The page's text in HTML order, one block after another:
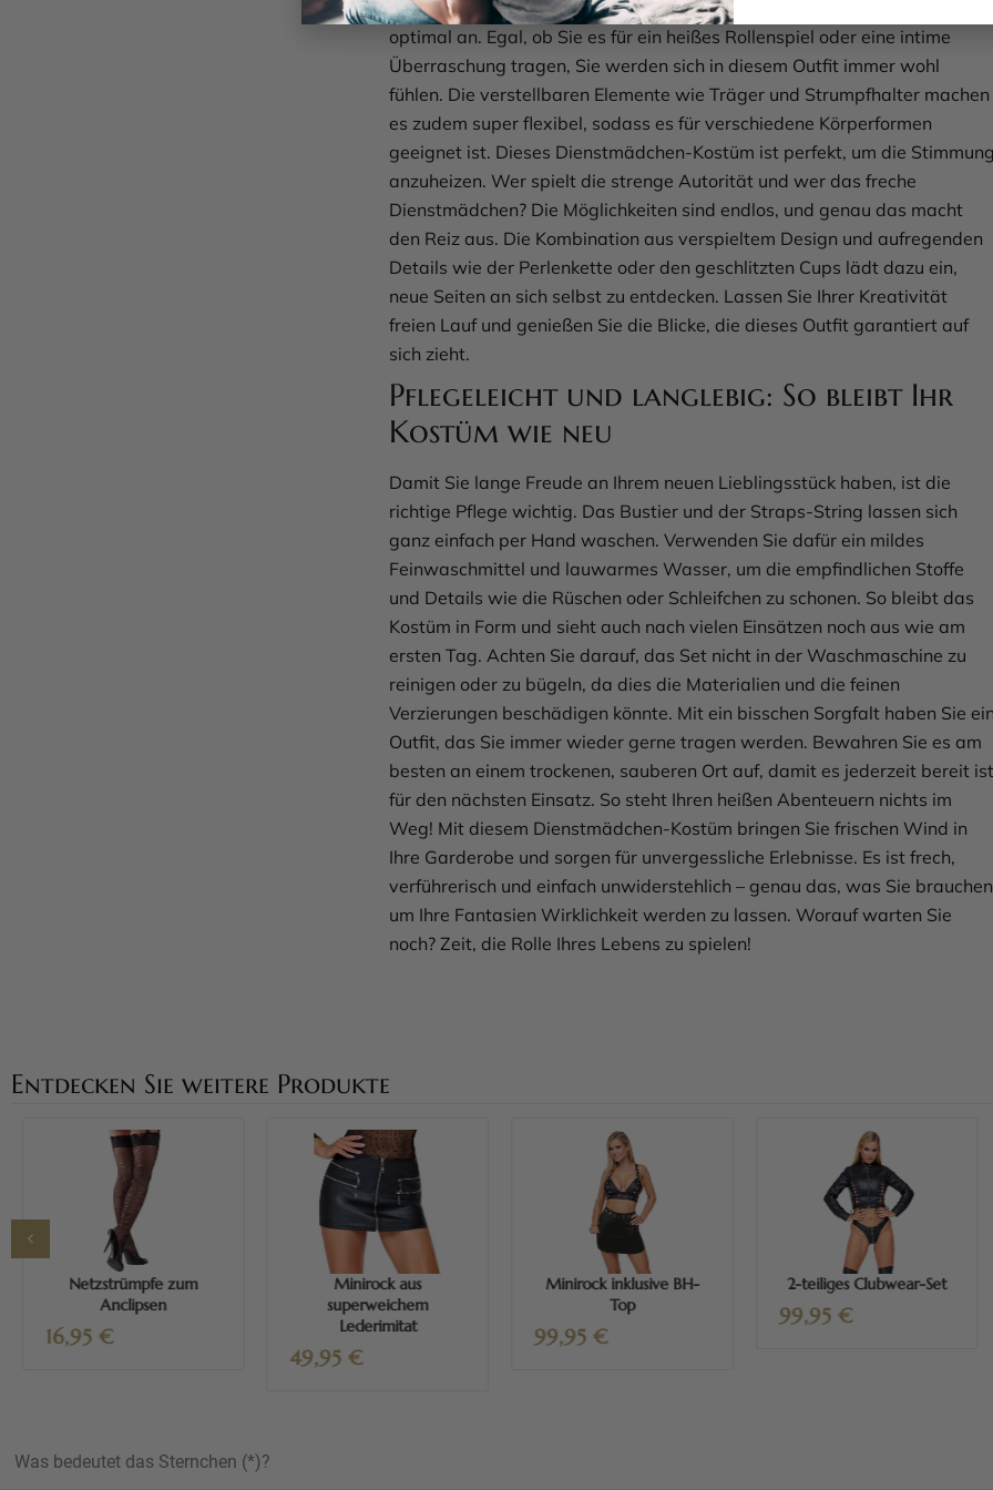
schmiegt sich der Stoff angenehm an Ihre Haut und passt sich Ihrer Figur
optimal an. Egal, ob Sie es für ein heißes Rollenspiel oder eine intime
Überraschung tragen, Sie werden sich in diesem Outfit immer wohl
fühlen. Die verstellbaren Elemente wie Träger und Strumpfhalter machen
es zudem super flexibel, sodass es für verschiedene Körperformen
geeignet ist. Dieses Dienstmädchen-Kostüm ist perfekt, um die
anzuheizen. Wer spielt die strenge Autorität und wer das freche
Dienstmädchen? Die Möglichkeiten sind endlos, und genau das macht
den Reiz aus. Die Kombination aus verspieltem Design und aufregenden
Details wie der Perlenkette oder den geschlitzten Cups lädt dazu ein,
neue Seiten an sich selbst zu entdecken. Lassen Sie Ihrer Kreativität
freien Lauf und genießen Sie die Blicke, die dieses Outfit garantiert auf
sich zieht.
Pflegeleicht und langlebig: So bleibt Ihr
Kostüm wie neu
Damit Sie lange Freude an Ihrem neuen Lieblingsstück haben, ist die
richtige Pflege wichtig. Das Bustier und der Straps-String lassen sich
ganz einfach per Hand waschen. Verwenden Sie dafür ein mildes
Feinwaschmittel und lauwarmes Wasser, um die empfindlichen Stoffe
und Details wie die Rüschen oder Schleifchen zu schonen. So bleibt das
Kostüm in Form und sieht auch nach vielen Einsätzen noch aus wie am
ersten Tag. Achten Sie darauf, das Set nicht in der Waschmaschine zu
reinigen oder zu bügeln, da dies die Materialien und die feinen
Verzierungen beschädigen könnte. Mit ein bisschen Sorgfalt haben Sie
Outfit, das Sie immer wieder gerne tragen werden. Bewahren Sie es am
besten an einem trockenen, sauberen Ort auf, damit es jederzeit bereit ist
für den nächsten Einsatz. So steht Ihren heißen Abenteuern nichts im
Weg! Mit diesem Dienstmädchen-Kostüm bringen Sie frischen Wind in
Ihre Garderobe und sorgen für unvergessliche Erlebnisse. Es ist frech,
verführerisch und einfach unwiderstehlich – genau das, was Sie
um Ihre Fantasien Wirklichkeit werden zu lassen. Worauf warten Sie
noch? Zeit, die Rolle Ihres Lebens zu spielen!
Entdecken Sie weitere Produkte
Netzstrümpfe zum
Anclipsen
16,95 €
Mehr erfahren
Minirock aus
superweichem
Lederimitat
49,95€
Mehr erfahren
Minirock inklusive BH-
Top
99,95€
Mehr erfahren
2-teiliges Clubwear-Set
99,95 €
Mehr erfahren
Was bedeutet das Sternchen (*)?